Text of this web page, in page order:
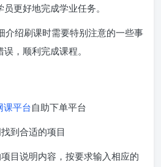
更好地完成学业任务。
介绍刷课时需要特别注意的一些事
，顺利完成课程。
课平台自助下单平台
到合适的项目
目说明内容，按要求输入相应的